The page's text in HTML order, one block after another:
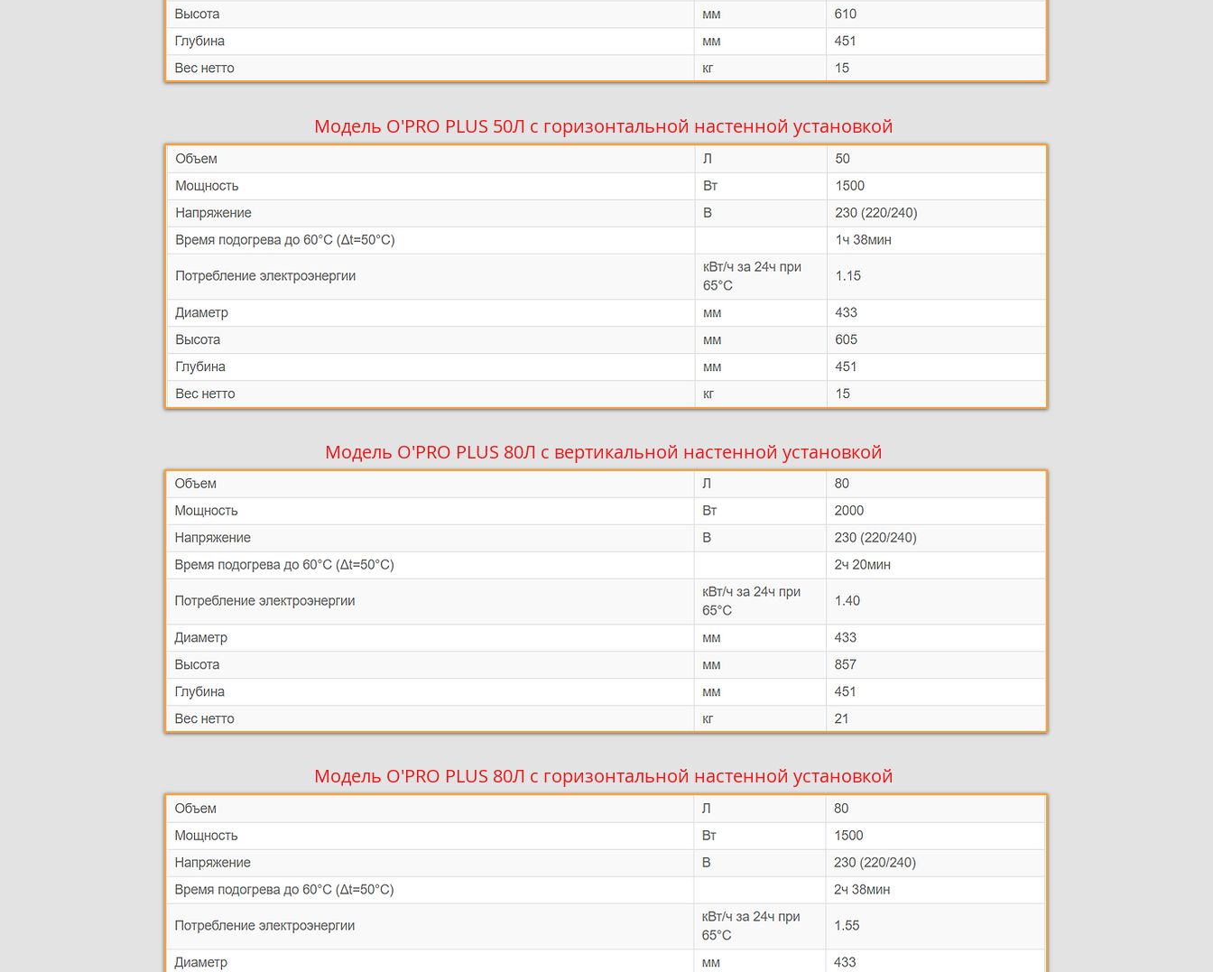
Модель O'PRO PLUS 50Л с горизонтальной настенной установкой
Модель O'PRO PLUS 80Л с вертикальной настенной установкой
Модель O'PRO PLUS 80Л с горизонтальной настенной установкой